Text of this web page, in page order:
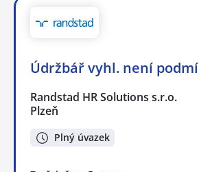
Údržbář vyhl. není
Randstad HR Solutions s.r.o.
Plzeň
Plný úvazek